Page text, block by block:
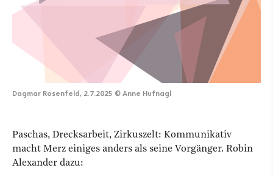
Dagmar Rosenfeld, 2.7.2025 © Anne Hufnagl
Paschas, Drecksarbeit, Zirkuszelt: Kommunikativ
macht Merz einiges anders als seine Vorgänger. Robin
Alexander dazu: